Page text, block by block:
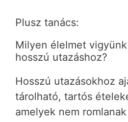
Plusz tanács:
Milyen élelmet
hosszú utazáshoz?
Hosszú utazásokhoz
tárolható, tartós
amelyek nem